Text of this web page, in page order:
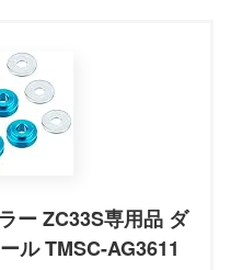
ー ZC33S専用品 ダ
ル TMSC-AG3611